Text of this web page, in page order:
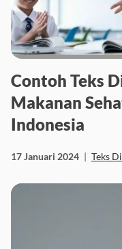
Contoh Teks
Makanan
Indonesia
17 Januari 2024 | Teks